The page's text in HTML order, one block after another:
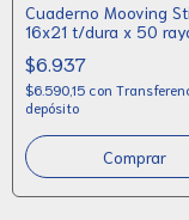
Cuaderno Mooving
16x21 t/dura x 50
$6.937
$6.590,15 con
depósito